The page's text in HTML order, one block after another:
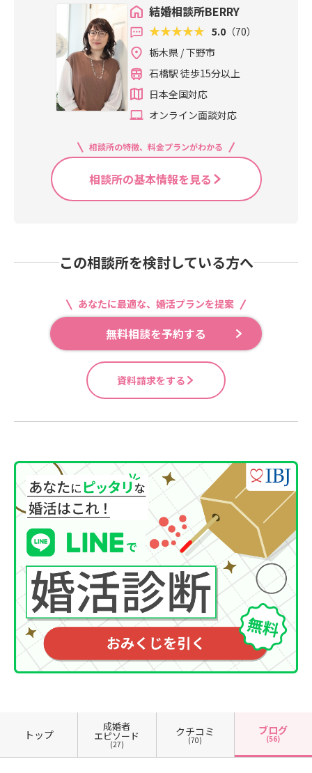
結婚相談所BERRY
5.0 （70）
栃木県 / 下野市
石橋駅 徒歩15分以上
日本全国対応
オンライン面談対応
相談所の特徴、料金プランがわかる
相談所の基本情報を見る
この相談所を検討している方へ
あなたに最適な、婚活プランを提案
無料相談を予約する
資料請求をする
トップ
成婚者
エピソード
(27)
クチコミ
(70)
ブログ
(56)